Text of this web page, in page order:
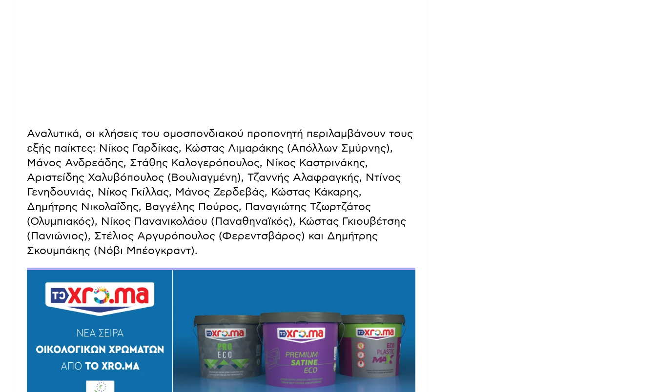
Αναλυτικά, οι κλήσεις του ομοσπονδιακού προπονητή περιλαμβάνουν τους
εξής παίκτες: Νίκος Γαρδίκας, Κώστας Λιμαράκης (Απόλλων Σμύρνης),
Μάνος Ανδρεάδης, Στάθης Καλογερόπουλος, Νίκος Καστρινάκης,
Αριστείδης Χαλυβόπουλος (Βουλιαγμένη), Τζαννής Αλαφραγκής, Ντίνος
Γενηδουνιάς, Νίκος Γκίλλας, Μάνος Ζερδεβάς, Κώστας Κάκαρης,
Δημήτρης Νικολαΐδης, Βαγγέλης Πούρος, Παναγιώτης Τζωρτζάτος
(Ολυμπιακός), Νίκος Πανανικολάου (Παναθηναϊκός), Κώστας Γκιουβέτσης
(Πανιώνιος), Στέλιος Αργυρόπουλος (Φερεντσβάρος) και Δημήτρης
Σκουμπάκης (Νόβι Μπέογκραντ).